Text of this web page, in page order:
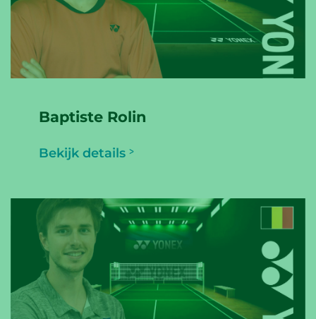
Baptiste Rolin
Bekijk details